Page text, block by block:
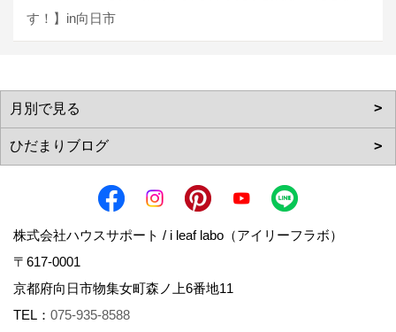
す！】in向日市
株式会社ハウスサポート / i leaf labo（アイリーフラボ）
〒617-0001
京都府向日市物集女町森ノ上6番地11
TEL： 075-935-8588